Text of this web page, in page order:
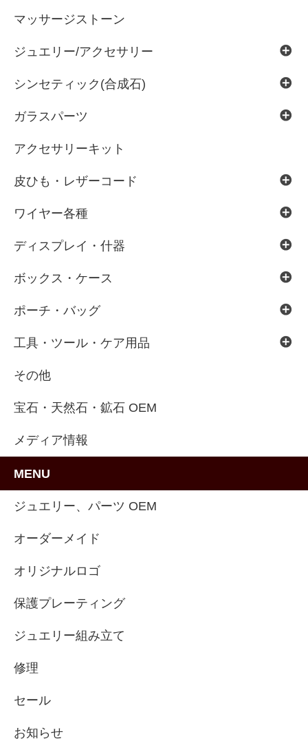
マッサージストーン
ジュエリー/アクセサリー
シンセティック(合成石)
ガラスパーツ
アクセサリーキット
皮ひも・レザーコード
ワイヤー各種
ディスプレイ・什器
ボックス・ケース
ポーチ・バッグ
工具・ツール・ケア用品
その他
宝石・天然石・鉱石 OEM
メディア情報
MENU
ジュエリー、パーツ OEM
オーダーメイド
オリジナルロゴ
保護プレーティング
ジュエリー組み立て
修理
セール
お知らせ